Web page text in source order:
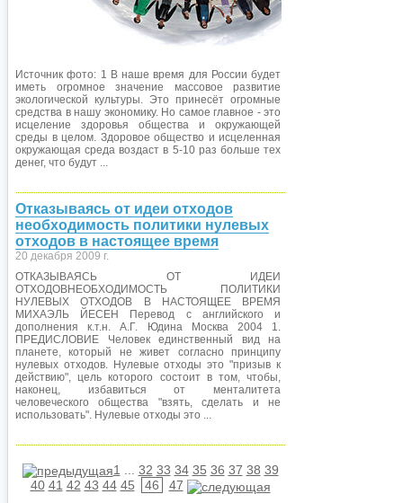
Источник фото: 1 В наше время для России будет
иметь огромное значение массовое развитие
экологической культуры. Это принесёт огромные
средства в нашу экономику. Но самое главное - это
исцеление здоровья общества и окружающей
среды в целом. Здоровое общество и исцеленная
окружающая среда воздаст в 5-10 раз больше тех
денег, что будут ...
Отказываясь от идеи отходов
необходимость политики нулевых
отходов в настоящее время
20 декабря 2009 г.
ОТКАЗЫВАЯСЬ ОТ ИДЕИ
ОТХОДОВНЕОБХОДИМОСТЬ ПОЛИТИКИ
НУЛЕВЫХ ОТХОДОВ В НАСТОЯЩЕЕ ВРЕМЯ
МИХАЭЛЬ ЙЕСЕН Перевод с английского и
дополнения к.т.н. А.Г. Юдина Москва 2004 1.
ПРЕДИСЛОВИЕ Человек единственный вид на
планете, который не живет согласно принципу
нулевых отходов. Нулевые отходы это "призыв к
действию", цель которого состоит в том, чтобы,
наконец, избавиться от менталитета
человеческого общества "взять, сделать и не
использовать". Нулевые отходы это ...
1 32 33 34 35 36 37 38 39
40 41 42 43 44 45 46 47